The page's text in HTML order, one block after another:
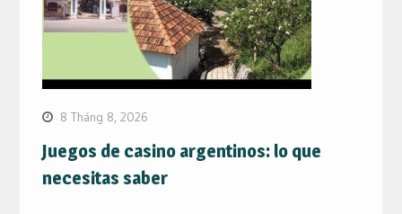
8 Tháng 8, 2026
Juegos de casino argentinos: lo que
necesitas saber